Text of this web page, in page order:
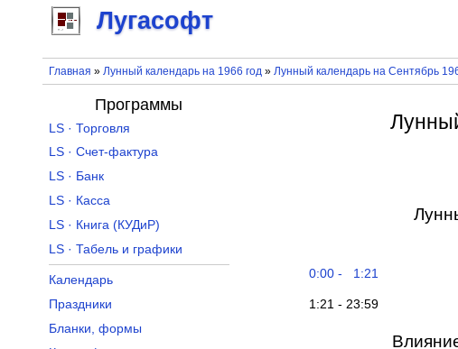
Лугасофт
Главная » Лунный календарь на 1966 год» Лунный календарь на Сентябрь
0:00 - 1:21
1:21 - 23:59
Программы
LS · Торговля
LS · Счет-фактура
LS · Банк
LS · Касса
LS · Книга (КУДиР)
LS · Табель и графики
Календарь
Праздники
Бланки, формы